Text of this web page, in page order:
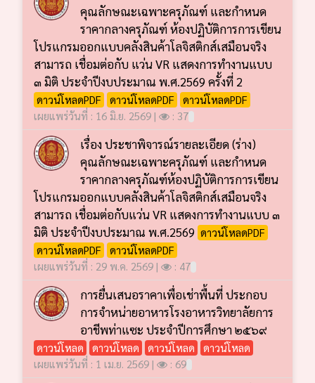
คุณลักษณะเฉพาะครุภัณฑ์ และกำหนด
ราคากลางครุภัณฑ์ ห้องปฏิบัติการการเขียน
โปรแกรมออกแบบคลังสินค้าโลจิสติกส์เสมือนจริง
สามารถ เชื่อมต่อกับ แว่น VR แสดงการทำงานแบบ
๓ มิติ ประจำปีงบประมาณ พ.ศ.2569 ครั้งที่ 2
ดาวน์โหลดPDF ดาวน์โหลดPDF
ดาวน์โหลดPDF
เผยแพร่วันที่ : 16 มิ.ย. 2569 |
: 37
เรื่อง ประชาพิจารณ์รายละเอียด (ร่าง)
คุณลักษณะเฉพาะครุภัณฑ์ และกำหนด
ราคากลางครุภัณฑ์ห้องปฏิบัติการการเขียน
โปรแกรมออกแบบคลังสินค้าโลจิสติกส์เสมือนจริง
สามารถ เชื่อมต่อกับแว่น VR แสดงการทำงานแบบ ๓
มิติ ประจำปีงบประมาณ พ.ศ.2569 ดาวน์โหลดPDF
ดาวน์โหลดPDF
ดาวน์โหลดPDF
เผยแพร่วันที่ : 29 พ.ค. 2569 |
: 47
การยื่นเสนอราคาเพื่อเช่าพื้นที่ ประกอบ
การจำหน่ายอาหารโรงอาหารวิทยาลัยการ
อาชีพท่าแซะ ประจำปีการศึกษา ๒๕๖๙
ดาวน์โหลด ดาวน์โหลด ดาวน์โหลด
ดาวน์โหลด
เผยแพร่วันที่ : 1 เม.ย. 2569 |
: 69